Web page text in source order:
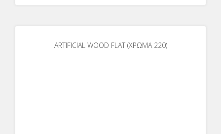
ARTIFICIAL WOOD FLAT (ΧΡΩΜΑ 220)